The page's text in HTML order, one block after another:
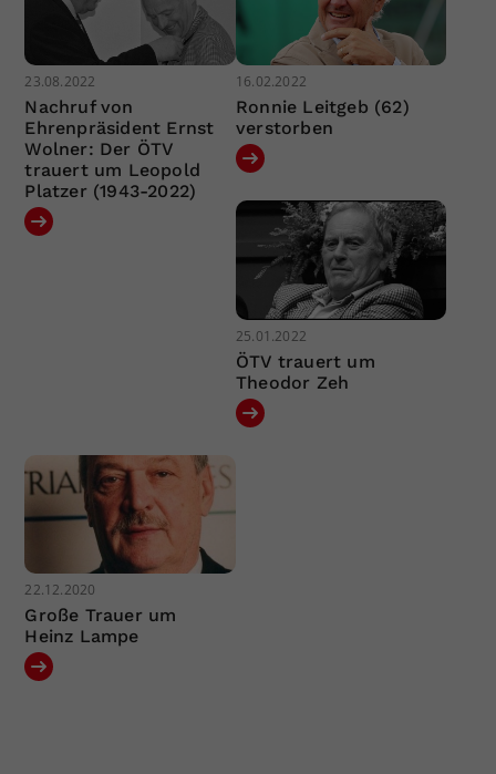
23.08.2022
Nachruf von
Ehrenpräsident Ernst
Wolner: Der ÖTV
trauert um Leopold
Platzer (1943-2022)
16.02.2022
Ronnie Leitgeb (62)
verstorben
25.01.2022
ÖTV trauert um
Theodor Zeh
22.12.2020
Große Trauer um
Heinz Lampe